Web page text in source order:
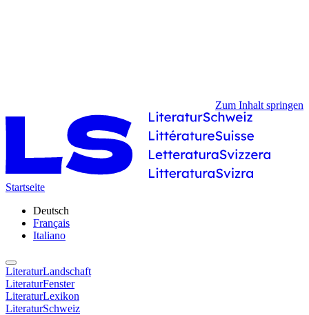
Zum Inhalt springen
Startseite
Deutsch
Français
Italiano
LiteraturLandschaft
LiteraturFenster
LiteraturLexikon
LiteraturSchweiz